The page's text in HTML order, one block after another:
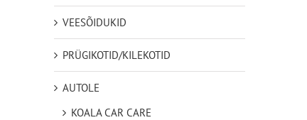
VEESÕIDUKID
PRÜGIKOTID/KILEKOTID
AUTOLE
KOALA CAR CARE